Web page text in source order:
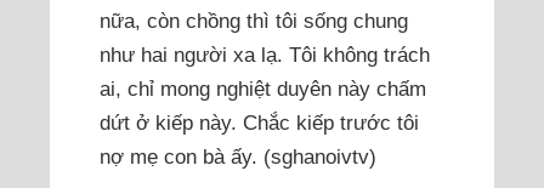
nữa, còn chồng thì tôi sống chung
như hai người xa lạ. Tôi không trách
ai, chỉ mong nghiệt duyên này chấm
dứt ở kiếp này. Chắc kiếp trước tôi
nợ mẹ con bà ấy. (sghanoivtv)